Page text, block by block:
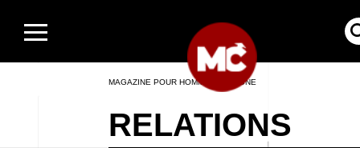
MAGAZINE POUR HOMMES EN LIGNE
RELATIONS